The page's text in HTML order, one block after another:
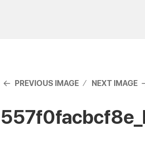
PREVIOUS IMAGE NEXT IMAGE